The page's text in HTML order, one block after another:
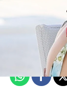
Lucía
Whatsapp X